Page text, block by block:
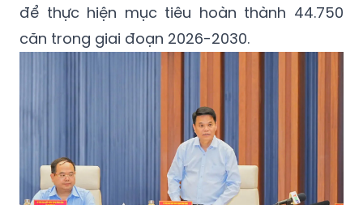
để thực hiện mục tiêu hoàn thành 44.750
căn trong giai đoạn 2026-2030.